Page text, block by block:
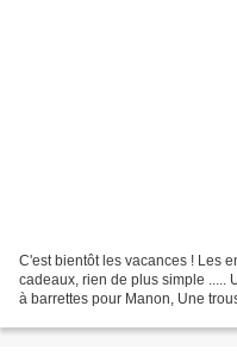
C'est bientôt les vacances ! Les
cadeaux, rien de plus simple .....
à barrettes pour Manon, Une